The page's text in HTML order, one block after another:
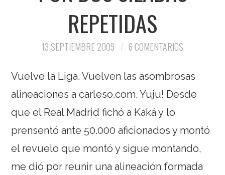
REPETIDAS
13 SEPTIEMBRE 2009 6 COMENTARIOS
Vuelve la Liga. Vuelven las asombrosas
alineaciones a carleso.com. Yuju! Desde
que el Real Madrid fichó a Kaká y lo
prensentó ante 50.000 aficionados y montó
el revuelo que montó y sigue montando,
me dió por reunir una alineación formada